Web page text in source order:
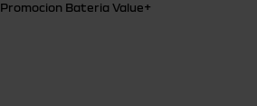
Promocion Bateria Value+